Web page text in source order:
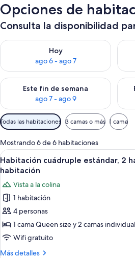
Opciones de
Consulta la disponibilidad
Hoy
ago 6 - ago 7
Consulta la disponibilidad para hoy
Este fin de semana
ago 7 - ago 9
Consulta la disponibilidad para este
Filtros
disponibles
para
las
habitaciones
Todas las habitaciones 3 camas o más 1 cama
Mostrando 6 de 6 habitaciones
Ver
todas
fotos
de
Habitación
cuádruple
estándar,
2
10
Habitación cuádruple estándar, 2
habitación
Vista a la colina
1 habitación
4 personas
1 cama Queen size y 2 camas
Wifi gratuito
Más detalles
Más